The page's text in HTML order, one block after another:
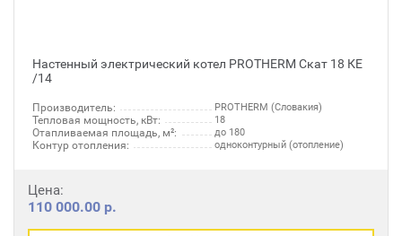
Настенный электрический котел PROTHERM Скат 18 КЕ
/14
Производитель: PROTHERM (Словакия)
Тепловая мощность, кВт: 18
Отапливаемая площадь, м²: до 180
Контур отопления: одноконтурный (отопление)
Цена:
110 000.00 р.